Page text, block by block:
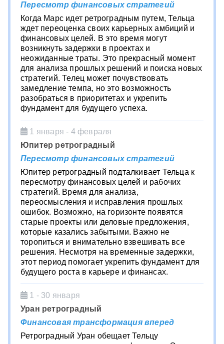
Пересмотр финансовых стратегий
Когда Марс идет ретроградным путем, Тельца
ждет переоценка своих карьерных амбиций и
финансовых целей. В это время могут
возникнуть задержки в проектах и
неожиданные траты. Это прекрасный момент
для анализа прошлых решений и поиска новых
стратегий. Телец может почувствовать
замедление темпа, но это возможность
разобраться в приоритетах и укрепить
фундамент для будущего успеха.
1 января - 4 февраля
Юпитер ретроградный
Пересмотр финансовых стратегий
Юпитер ретроградный подталкивает Тельца к
пересмотру финансовых целей и рабочих
стратегий. Время для анализа,
переосмысления и исправления прошлых
ошибок. Возможно, на горизонте появятся
старые проекты или деловые предложения,
которые казались забытыми. Важно не
торопиться и внимательно взвешивать все
решения. Несмотря на временные задержки,
этот период помогает укрепить фундамент для
будущего роста в карьере и финансах.
1 - 30 января
Уран ретроградный
Финансовая трансформация вперед
Ретроградный Уран обещает Тельцу